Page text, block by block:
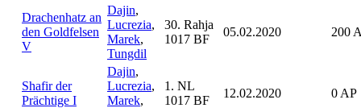
Drachenhatz an
den Goldfelsen
V
Dajin,
Lucrezia,
Marek,
Tungdil
30. Rahja
1017 BF
05.02.2020 200
Shafir der
Prächtige I
Dajin,
Lucrezia,
Marek,
1. NL
1017 BF
12.02.2020 0 AP